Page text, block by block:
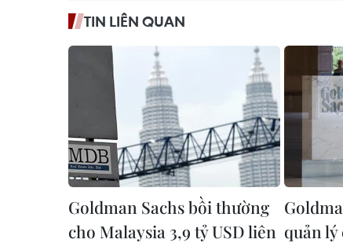
TIN LIÊN QUAN
Goldman Sachs bồi thường
cho Malaysia 3,9 tỷ USD liên quản lý